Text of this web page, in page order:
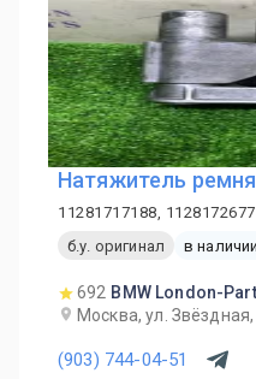
Натяжитель ремня
11281717188,
б.у. оригинал
в наличии
692 BMW London-
Москва, ул.
(903) 744-04-51